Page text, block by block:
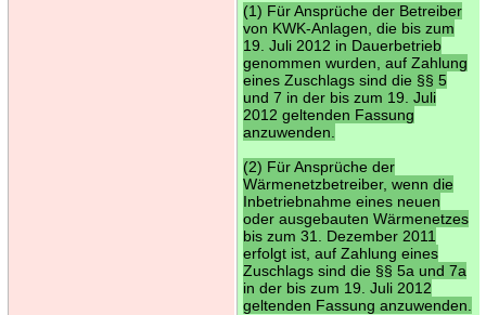
(1) Für Ansprüche der Betreiber
von KWK-Anlagen, die bis zum
19. Juli 2012 in Dauerbetrieb
genommen wurden, auf Zahlung
eines Zuschlags sind die §§ 5
und 7 in der bis zum 19. Juli
2012 geltenden Fassung
anzuwenden.
(2) Für Ansprüche der
Wärmenetzbetreiber, wenn die
Inbetriebnahme eines neuen
oder ausgebauten Wärmenetzes
bis zum 31. Dezember 2011
erfolgt ist, auf Zahlung eines
Zuschlags sind die §§ 5a und 7a
in der bis zum 19. Juli 2012
geltenden Fassung anzuwenden.